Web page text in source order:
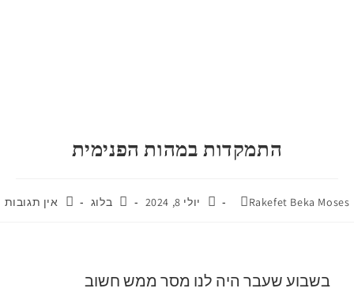
התמקדות במהות הפנימית
Rakefet Beka Moses יולי 8, 2024 בלוג אין תגובות
בשבוע שעבר היה לנו מסר ממש חשוב